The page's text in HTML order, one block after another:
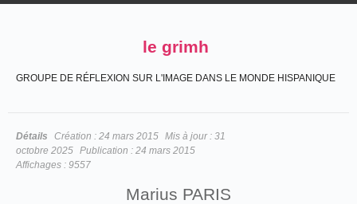
le grimh
GROUPE DE RÉFLEXION SUR L'IMAGE DANS LE MONDE HISPANIQUE
Détails Création : 24 mars 2015 Mis à jour : 31
octobre 2025 Publication : 24 mars 2015
Affichages : 9557
Marius PARIS